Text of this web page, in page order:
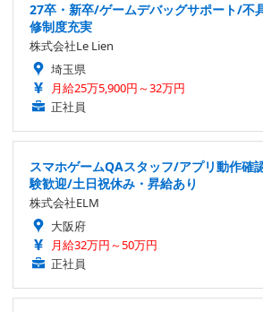
27卒・新卒/ゲームデバッグサポート/不
修制度充実
株式会社Le Lien
埼玉県
月給25万5,900円～32万円
正社員
スマホゲームQAスタッフ/アプリ動作確
験歓迎/土日祝休み・昇給あり
株式会社ELM
大阪府
月給32万円～50万円
正社員